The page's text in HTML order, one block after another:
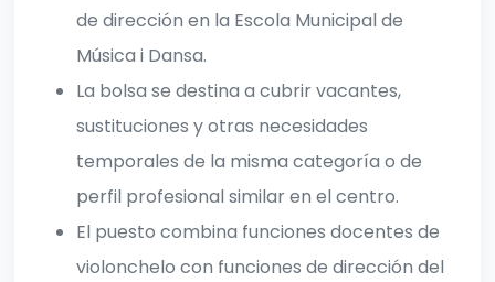
de dirección en la Escola Municipal de
Música i Dansa.
La bolsa se destina a cubrir vacantes,
sustituciones y otras necesidades
temporales de la misma categoría o de
perfil profesional similar en el centro.
El puesto combina funciones docentes de
violonchelo con funciones de dirección del